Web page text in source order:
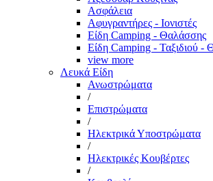
Ασφάλεια
Αφυγραντήρες - Ιονιστές
Είδη Camping - Θαλάσσης
Είδη Camping - Ταξιδιού -
view more
Λευκά Είδη
Ανωστρώματα
/
Επιστρώματα
/
Ηλεκτρικά Υποστρώματα
/
Ηλεκτρικές Κουβέρτες
/